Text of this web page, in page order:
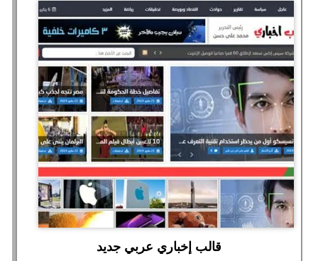
قالب إخباري عربي جديد